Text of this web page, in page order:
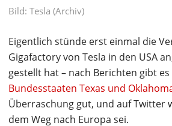
Bild: Tesla (Archiv)
Eigentlich stünde erst einmal die
Gigafactory von Tesla in den USA
gestellt hat – nach Berichten gibt
Bundesstaaten Texas und
Überraschung gut, und auf Twitter
dem Weg nach Europa sei.